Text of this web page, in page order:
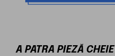
A PATRA PIEZĂ CHEIE